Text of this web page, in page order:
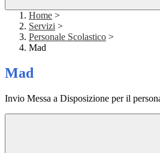
Home >
Servizi >
Personale Scolastico >
Mad
Mad
Invio Messa a Disposizione per il